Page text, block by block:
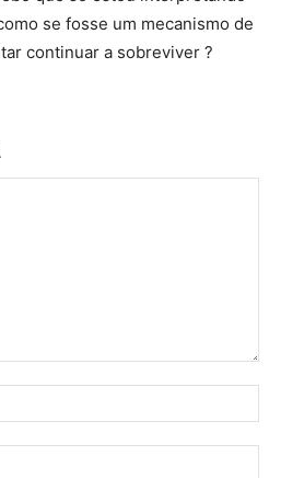
se fosse um mecanismo de
continuar a sobreviver ?